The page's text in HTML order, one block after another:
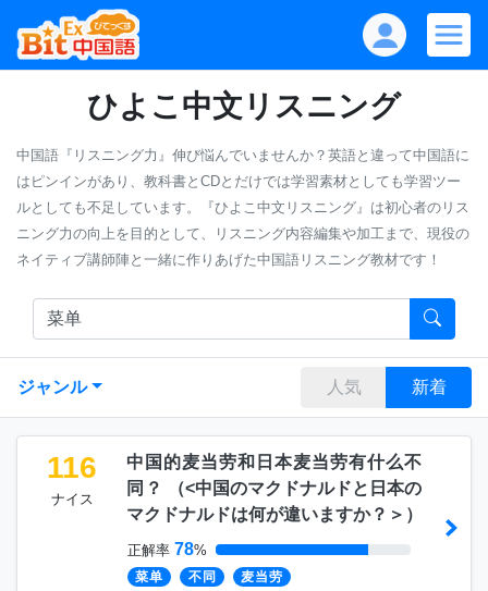
ひよこ中文リスニング
中国語『リスニング力』伸び悩んでいませんか？英語と違って中国語に
はピンインがあり、教科書とCDとだけでは学習素材としても学習ツー
ルとしても不足しています。『ひよこ中文リスニング』は初心者のリス
ニング力の向上を目的として、リスニング内容編集や加工まで、現役の
ネイティブ講師陣と一緒に作りあげた中国語リスニング教材です！
ジャンル 人気 新着
116
ナイス
中国的麦当劳和日本麦当劳有什么不
同？
（<中国のマクドナルドと日本の
マクドナルドは何が違いますか？＞ ）
正解率 78%
菜单 不同 麦当劳